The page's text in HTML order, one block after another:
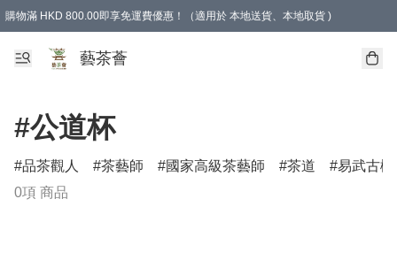
購物滿 HKD 800.00即享免運費優惠！（適用於 本地送貨、本地取貨 )
藝茶薈
#公道杯
品茶觀人 茶藝師 國家高級茶藝師 茶道
易武古樹
0項 商品